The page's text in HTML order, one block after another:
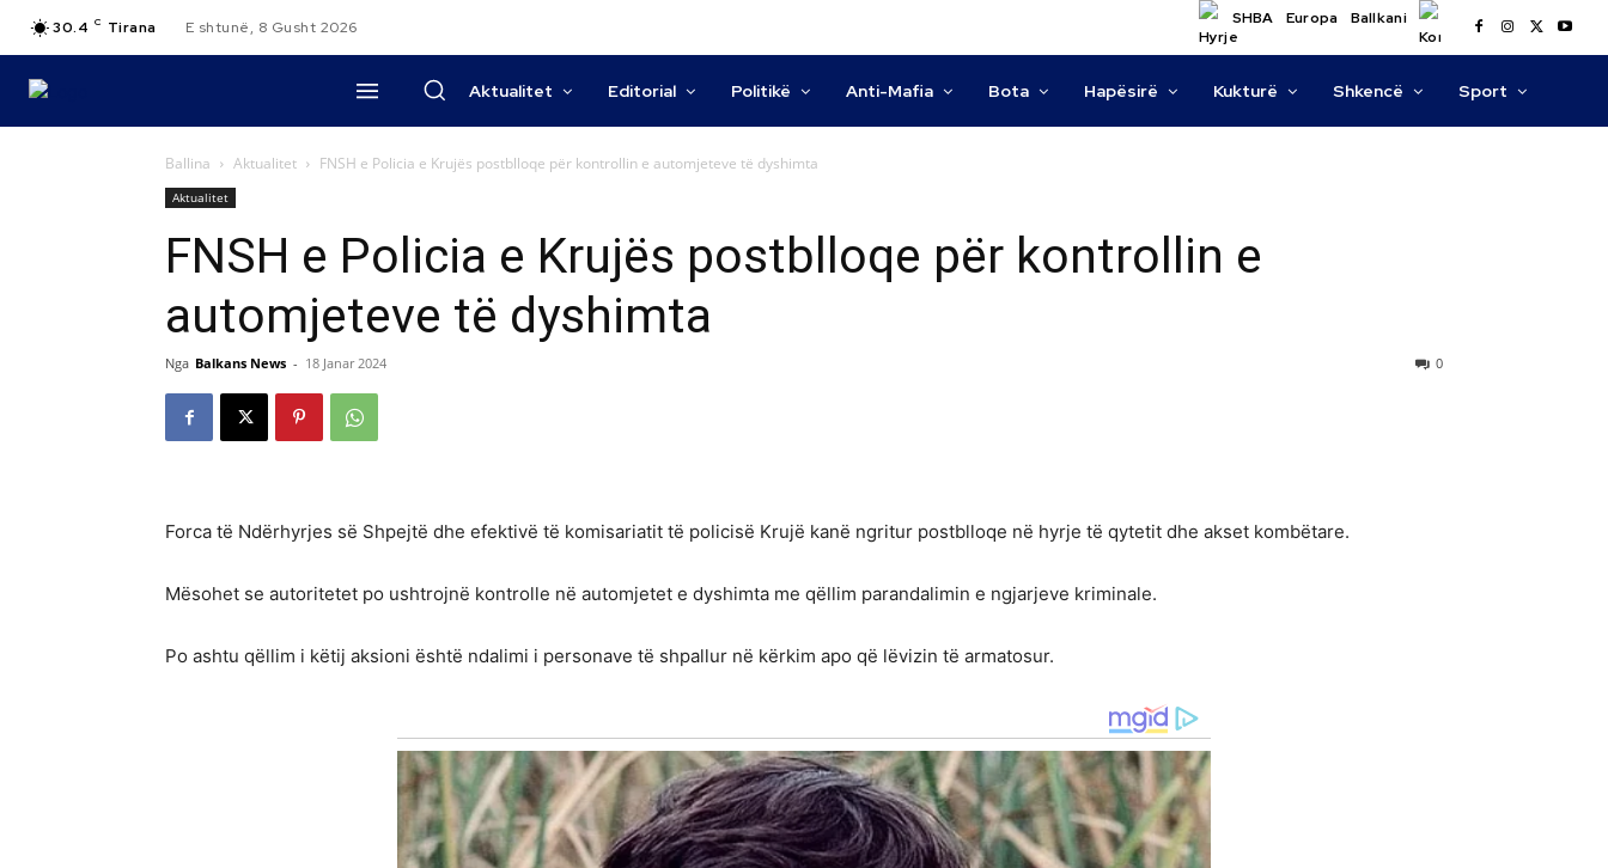
30.4 C Tirana E shtunë, 8 Gusht 2026 SHBA Europa Ballkani
Aktualitet Editorial Politikë Anti-Mafia Bota Hapësirë Kukturë Shkencë Sport
Ballina Aktualitet FNSH e Policia e Krujës postblloqe për kontrollin e automjeteve të dyshimta
Aktualitet
FNSH e Policia e Krujës postblloqe për kontrollin e
automjeteve të dyshimta
Nga Balkans News - 18 Janar 2024 0
Forca të Ndërhyrjes së Shpejtë dhe efektivë të komisariatit të policisë Krujë kanë ngritur postblloqe në hyrje të qytetit dhe akset kombëtare.
Mësohet se autoritetet po ushtrojnë kontrolle në automjetet e dyshimta me qëllim parandalimin e ngjarjeve kriminale.
Po ashtu qëllim i këtij aksioni është ndalimi i personave të shpallur në kërkim apo që lëvizin të armatosur.